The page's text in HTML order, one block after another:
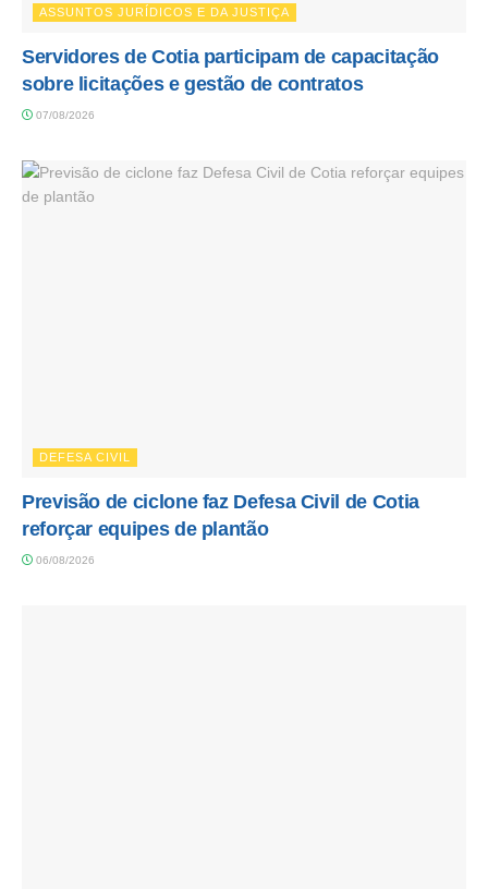
ASSUNTOS JURÍDICOS E DA JUSTIÇA
Servidores de Cotia participam de capacitação
sobre licitações e gestão de contratos
07/08/2026
DEFESA CIVIL
Previsão de ciclone faz Defesa Civil de Cotia
reforçar equipes de plantão
06/08/2026